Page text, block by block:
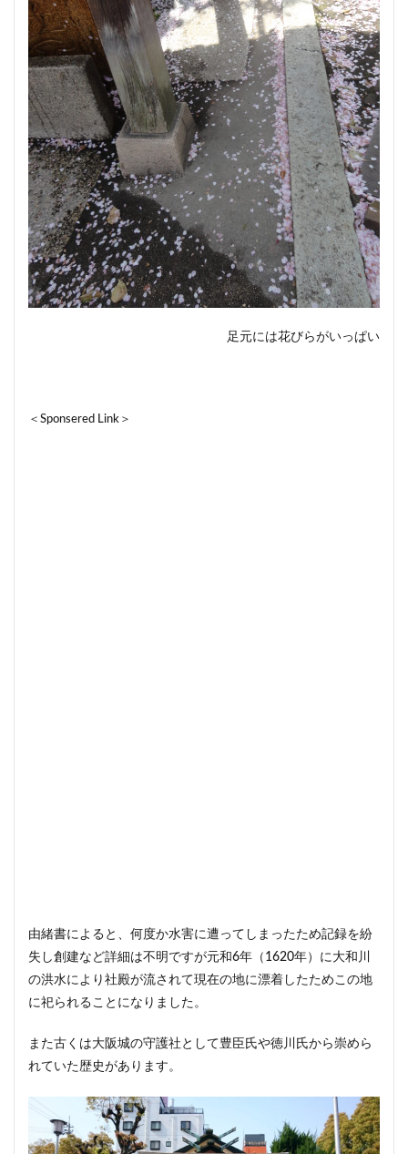
足元には花びらがいっぱい
＜Sponsered Link＞
由緒書によると、何度か水害に遭ってしまったため記録を紛
失し創建など詳細は不明ですが元和6年（1620年）に大和川
の洪水により社殿が流されて現在の地に漂着したためこの地
に祀られることになりました。
また古くは大阪城の守護社として豊臣氏や徳川氏から崇めら
れていた歴史があります。